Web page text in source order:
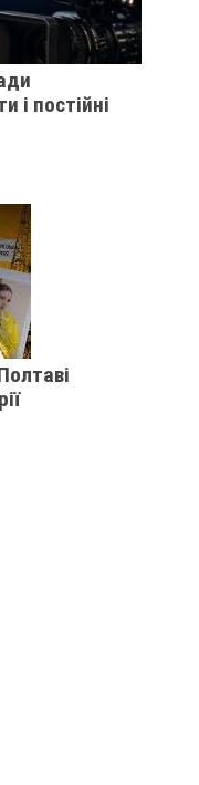
і постійні